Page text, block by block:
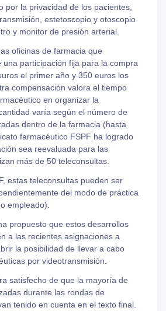
por la privacidad de los pacientes,
estetoscopio y otoscopio
y monitor de presión arterial.
oficinas de farmacia que
una participación fija para la compra
el primer año y 350 euros los
compensación valora el tiempo
en organizar la
varía según el número de
dentro de la farmacia (hasta
farmacéutico FSPF ha logrado
sea reevaluada para las
más de 50 teleconsultas.
estas teleconsultas pueden ser
del modo de práctica
empleado).
propuesto que estos desarrollos
a las recientes asignaciones a
la posibilidad de llevar a cabo
por videotransmisión.
satisfecho de que la mayoría de
durante las rondas de
tenido en cuenta en el texto final.